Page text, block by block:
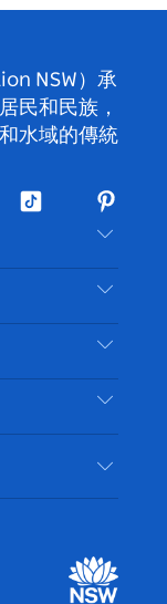
NSW）承
民和民族，
水域的傳統
抖
）媒體中